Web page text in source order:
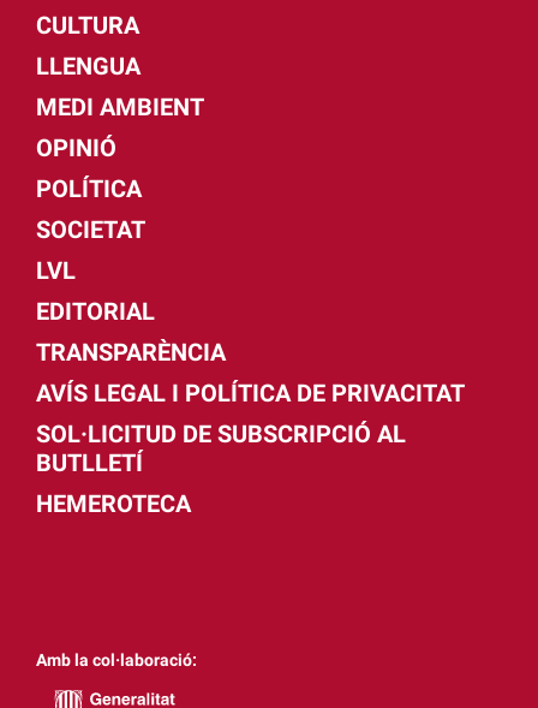
CULTURA
LLENGUA
MEDI AMBIENT
OPINIÓ
POLÍTICA
SOCIETAT
LVL
EDITORIAL
TRANSPARÈNCIA
AVÍS LEGAL I POLÍTICA DE PRIVACITAT
SOL·LICITUD DE SUBSCRIPCIÓ AL
BUTLLETÍ
HEMEROTECA
Amb la col·laboració: